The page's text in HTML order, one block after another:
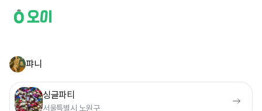
퍄니
싱글파티
서울특별시 노원구